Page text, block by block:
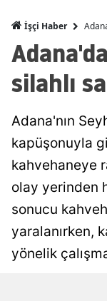
İşçi Haber
silahlı
Adana'nın
kapüşonuyla
kahvehaneye
olay yerinden
sonucu
yaralanırken,
yönelik